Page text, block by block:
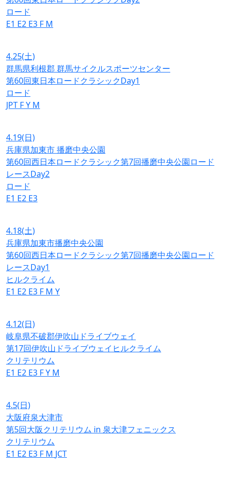
ロード
E1 E2 E3 F M
4.25(土)
群馬県利根郡 群馬サイクルスポーツセンター
第60回東日本ロードクラシックDay1
ロード
JPT FY M
4.19(日)
兵庫県加東市 播磨中央公園
第60回西日本ロードクラシック第7回播磨中央公園ロード
レースDay2
ロード
E1 E2 E3
4.18(土)
兵庫県加東市播磨中央公園
第60回西日本ロードクラシック第7回播磨中央公園ロード
レースDay1
ヒルクライム
E1 E2 E3 F M Y
4.12(日)
岐阜県不破郡伊吹山ドライブウェイ
第17回伊吹山ドライブウェイヒルクライム
クリテリウム
E1 E2 E3 FY M
4.5(日)
大阪府泉大津市
第5回大阪クリテリウム in 泉大津フェニックス
クリテリウム
E1 E2 E3 F M JCT